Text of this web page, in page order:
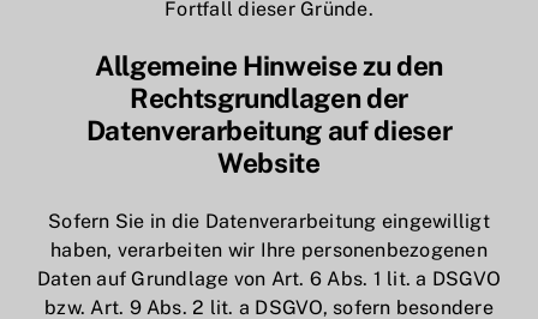
Fortfall dieser Gründe.
Allgemeine Hinweise zu den
Rechtsgrundlagen der
Datenverarbeitung auf dieser
Website
Sofern Sie in die Datenverarbeitung eingewilligt
haben, verarbeiten wir Ihre personenbezogenen
Daten auf Grundlage von Art. 6 Abs. 1 lit. a DSGVO
bzw. Art. 9 Abs. 2 lit. a DSGVO, sofern besondere